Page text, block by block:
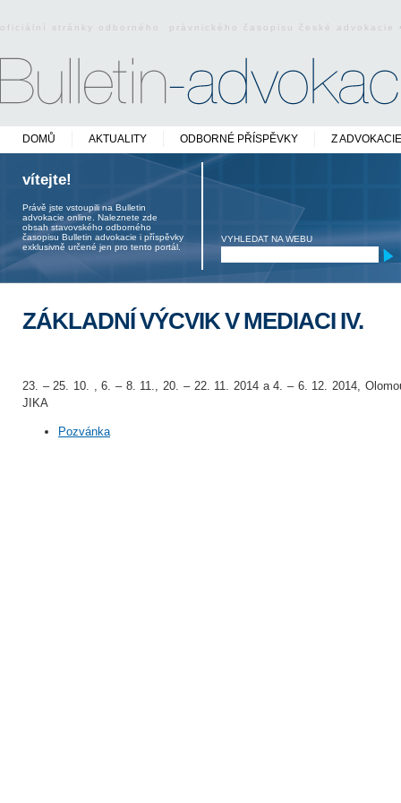
oficiální stránky odborného právnického časopisu české
DOMŮ AKTUALITY ODBORNÉ PŘÍSPĚVKY Z ADVOKACIE
vítejte!
Právě jste vstoupili na Bulletin
advokacie online. Naleznete zde
obsah stavovského odborného
časopisu Bulletin advokacie i příspěvky
exklusivně určené jen pro tento portál.
VYHLEDAT NA WEBU
ZÁKLADNÍ VÝCVIK V MEDIACI IV.
23. – 25. 10. , 6. – 8. 11., 20. – 22. 11. 2014 a 4. – 6. 12. 2014,
JIKA
Pozvánka